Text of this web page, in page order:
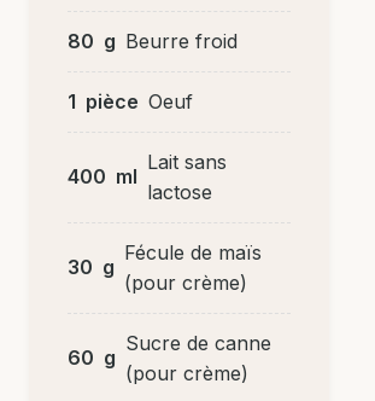
80 g Beurre froid
1 pièce Oeuf
400 ml
Lait sans
lactose
30 g
Fécule de maïs
(pour crème)
60 g
Sucre de canne
(pour crème)